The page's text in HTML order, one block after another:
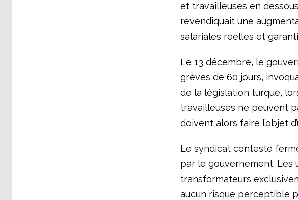
et travailleuses en
revendiquait une
salariales réelles et
Le 13 décembre, le
grèves de 60 jours,
de la législation turque,
travailleuses ne peuvent
doivent alors faire l’objet
Le syndicat conteste
par le gouvernement. Les
transformateurs
aucun risque perceptible